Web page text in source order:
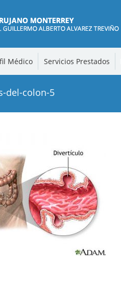
Médico Servicios Prestados
del-colon-5